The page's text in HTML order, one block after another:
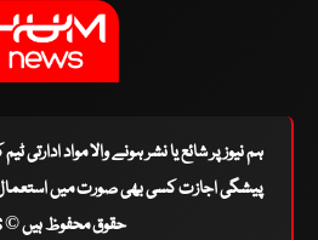
ہم نیوز پر شائع یا نشر ہونے والا مواد
پیشگی اجازت کسی بھی صورت میں استعمال
حقوق محفوظ ہیں © 2026